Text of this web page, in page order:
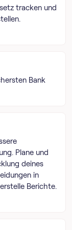
tracken und
Bank
Plane und
deines
in
Berichte.